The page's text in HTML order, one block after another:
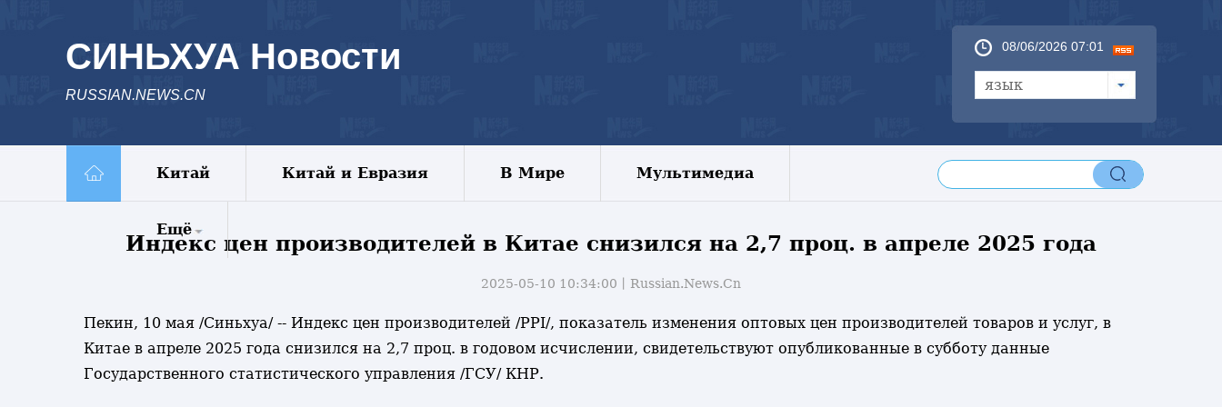
СИНЬХУА Новости
RUSSIAN.NEWS.CN
08/06/2026 07:01
язык
Китай Китай и Евразия В Мире Мультимедиа
Ещё
Видео
Фото
Спецрепортажи
Индекс цен производителей в Китае снизился на 2,7 проц. в апреле 2025 года
2025-05-10 10:34:00丨 Russian.News.Cn
Пекин, 10 мая /Синьхуа/ -- Индекс цен производителей /PPI/, показатель изменения оптовых цен производителей товаров и услуг, в
Китае в апреле 2025 года снизился на 2,7 проц. в годовом исчислении, свидетельствуют опубликованные в субботу данные
Государственного статистического управления /ГСУ/ КНР.